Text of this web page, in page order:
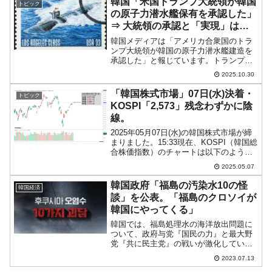
「2,8...
トピック
の原子力潜水艦保有を承認した」
⇒ 大統領の承認と「実現」は違
う。
韓国メディアは「アメリカ合衆国のトラ
ンプ大統領が韓国の原子力潜水艦建造を
承認した」と報じています。トランプ大
統領のSNS『トゥルーソーシャル』への
投稿が騒動になっています。その投稿を
下掲します。South Korea will be bui...
2025.10.30
トピック
「韓国株式市場」07日(水)決着・
KOSPI「2,573」残念わずかに陰
線。
2025年05月07日(水)の韓国株式市場が締
まりました。15:33現在、KOSPI（韓国総
合株価指数）のチャートは以下のように
『Investing.com』より引用）。ギャップ
アップで始まったのですが、残念ながわ
わ...
2025.05.07
韓国経済
韓国政府「福島の汚染水10の怪
談」を公表。「福島のクロソイが
韓国にやってくる」
韓国では、福島処理水の海洋放出問題に
ついて、政府与党『国民の力』と最大野
党『共に民主党』の戦いが激化していま
す。次期総選挙、大統領候補の鍔迫り合
いが絡んで政争はヒートアップする一
2023.07.13